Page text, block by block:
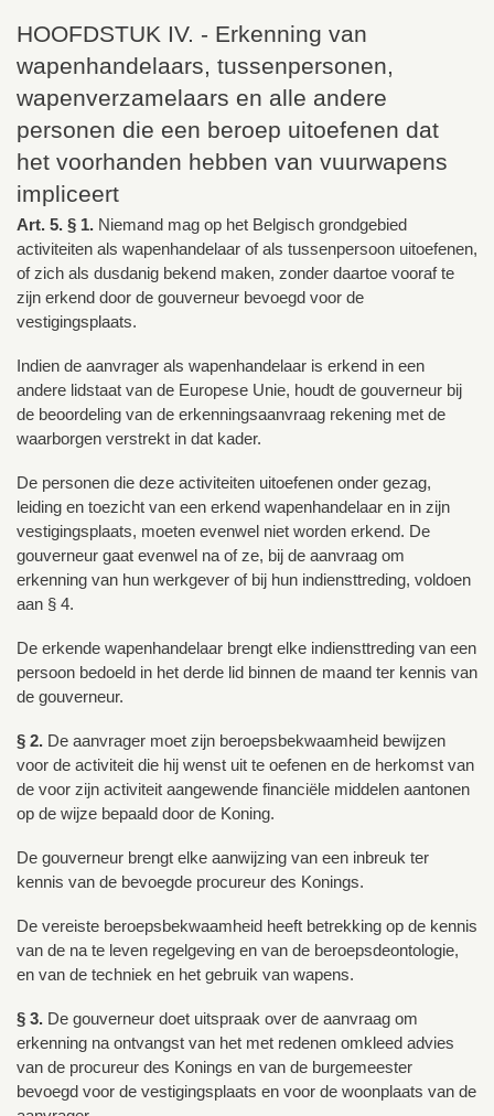
HOOFDSTUK IV. - Erkenning van
wapenhandelaars, tussenpersonen,
wapenverzamelaars en alle andere
personen die een beroep uitoefenen dat
het voorhanden hebben van vuurwapens
impliceert
Art. 5. § 1. Niemand mag op het Belgisch grondgebied
activiteiten als wapenhandelaar of als tussenpersoon uitoefenen,
of zich als dusdanig bekend maken, zonder daartoe vooraf te
zijn erkend door de gouverneur bevoegd voor de
vestigingsplaats.
Indien de aanvrager als wapenhandelaar is erkend in een
andere lidstaat van de Europese Unie, houdt de gouverneur bij
de beoordeling van de erkenningsaanvraag rekening met de
waarborgen verstrekt in dat kader.
De personen die deze activiteiten uitoefenen onder gezag,
leiding en toezicht van een erkend wapenhandelaar en in zijn
vestigingsplaats, moeten evenwel niet worden erkend. De
gouverneur gaat evenwel na of ze, bij de aanvraag om
erkenning van hun werkgever of bij hun indiensttreding, voldoen
aan § 4.
De erkende wapenhandelaar brengt elke indiensttreding van een
persoon bedoeld in het derde lid binnen de maand ter kennis van
de gouverneur.
§ 2. De aanvrager moet zijn beroepsbekwaamheid bewijzen
voor de activiteit die hij wenst uit te oefenen en de herkomst van
de voor zijn activiteit aangewende financiële middelen aantonen
op de wijze bepaald door de Koning.
De gouverneur brengt elke aanwijzing van een inbreuk ter
kennis van de bevoegde procureur des Konings.
De vereiste beroepsbekwaamheid heeft betrekking op de kennis
van de na te leven regelgeving en van de beroepsdeontologie,
en van de techniek en het gebruik van wapens.
§ 3. De gouverneur doet uitspraak over de aanvraag om
erkenning na ontvangst van het met redenen omkleed advies
van de procureur des Konings en van de burgemeester
bevoegd voor de vestigingsplaats en voor de woonplaats van de